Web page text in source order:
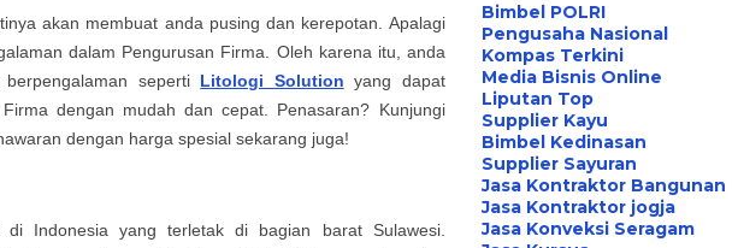
akan membuat anda pusing dan kerepotan. Apalagi
dalam Pengurusan Firma. Oleh karena itu, anda
seperti Litologi Solution yang dapat
Firma dengan mudah dan cepat. Penasaran? Kunjungi
dengan harga spesial sekarang juga!
di Indonesia yang terletak di bagian barat Sulawesi.
Bimbel POLRI
Pengusaha Nasional
Kompas Terkini
Media Bisnis Online
Liputan Top
Supplier Kayu
Bimbel Kedinasan
Supplier Sayuran
Jasa Kontraktor Bangunan
Jasa Kontraktor jogja
Jasa Konveksi Seragam